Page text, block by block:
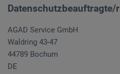
Datenschutzbeauftragte/r
AGAD Service GmbH
Waldring 43-47
44789 Bochum
DE